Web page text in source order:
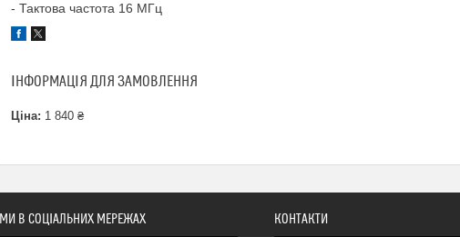
- Тактова частота 16 МГц
ІНФОРМАЦІЯ ДЛЯ ЗАМОВЛЕННЯ
Ціна: 1 840 ₴
МИ В СОЦІАЛЬНИХ МЕРЕЖАХ КОНТАКТИ